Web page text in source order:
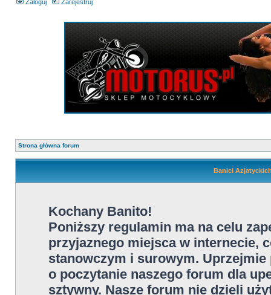
Zaloguj Zarejestruj
Strona główna forum
Banici
Kochany Banito!
Poniższy regulamin ma na celu
przyjaznego miejsca w internecie,
stanowczym i surowym.
o poczytanie naszego forum dla
sztywny. Nasze forum nie dzieli